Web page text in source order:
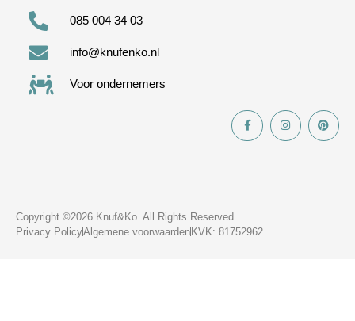
085 004 34 03
info@knufenko.nl
Voor ondernemers
Copyright ©2026 Knuf&Ko. All Rights Reserved
Privacy PolicyAlgemene voorwaardenKVK: 81752962